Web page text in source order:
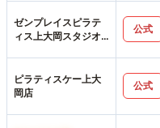
ゼンプレイスピラテ
ィス上大岡スタジオ
公式
ピラティスケー上大
岡店
公式